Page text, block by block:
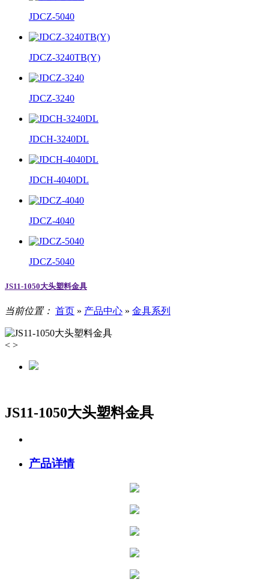
JDCZ-5040
JDCZ-3240TB(Y)
JDCZ-3240
JDCH-3240DL
JDCH-4040DL
JDCZ-4040
JDCZ-5040
JS11-1050大头塑料金具
当前位置： 首页 » 产品中心 » 金具系列
< >
JS11-1050大头塑料金具
产品详情